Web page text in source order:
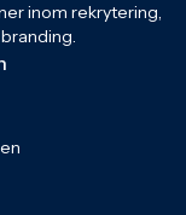
inom rekrytering,